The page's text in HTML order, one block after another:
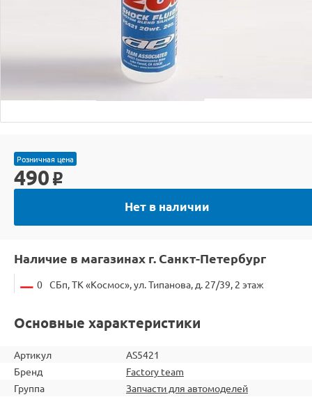
Розничная цена
490 o
Нет в наличии
Наличие в магазинах г. Санкт-Петербург
0 СБп, ТК «Космос», ул. Типанова, д. 27/39, 2 этаж
Основные характеристики
Артикул
AS5421
Бренд
Factory team
Группа
Запчасти для автомоделей